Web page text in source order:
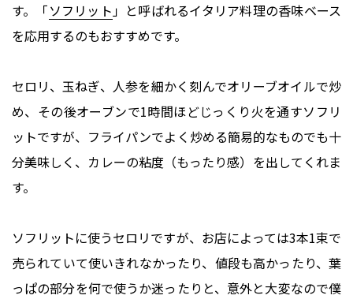
す。「ソフリット」と呼ばれるイタリア料理の香味ベース
を応用するのもおすすめです。
セロリ、玉ねぎ、人参を細かく刻んでオリーブオイルで炒
め、その後オーブンで1時間ほどじっくり火を通すソフリ
ットですが、フライパンでよく炒める簡易的なものでも十
分美味しく、カレーの粘度（もったり感）を出してくれま
す。
ソフリットに使うセロリですが、お店によっては3本1束で
売られていて使いきれなかったり、値段も高かったり、葉
っぱの部分を何で使うか迷ったりと、意外と大変なので僕